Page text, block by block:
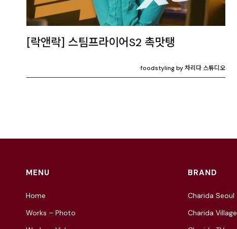
[락앤락] 스팀프라이어S2 촉맛탱
foodstyling by 차리다 스튜디오
MENU
Home
Works – Photo
BRAND
Charida Seoul
Charida Village